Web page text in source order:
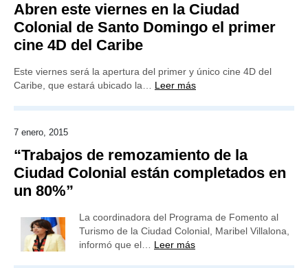
Abren este viernes en la Ciudad
Colonial de Santo Domingo el primer
cine 4D del Caribe
Este viernes será la apertura del primer y único cine 4D del
Caribe, que estará ubicado la… Leer más
7 enero, 2015
“Trabajos de remozamiento de la
Ciudad Colonial están completados en
un 80%”
La coordinadora del Programa de Fomento al
Turismo de la Ciudad Colonial, Maribel Villalona,
informó que el… Leer más